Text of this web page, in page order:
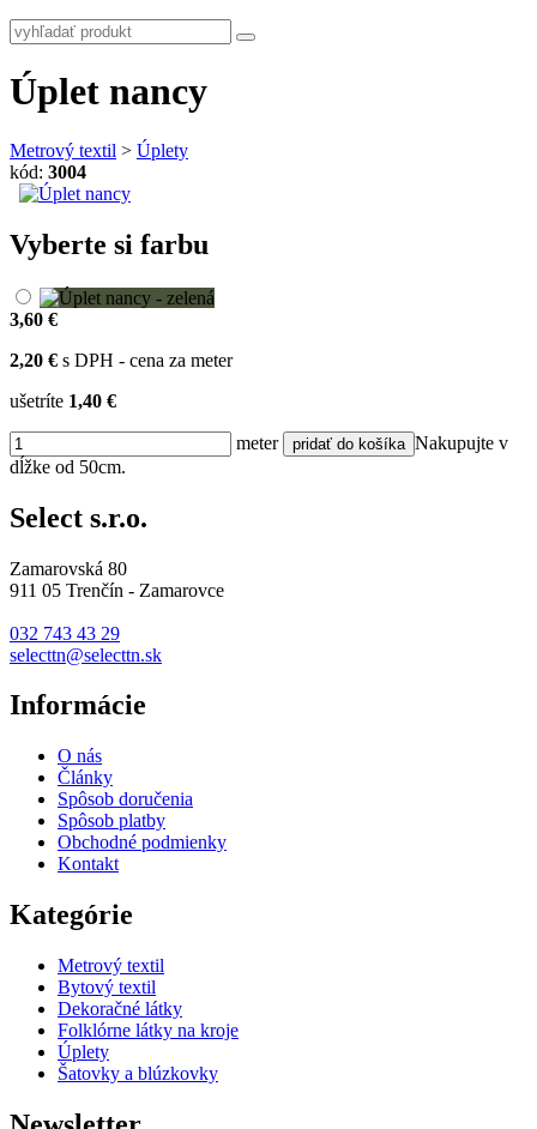
Úplet nancy
Metrový textil > Úplety
kód: 3004
Vyberte si farbu
3,60 €
2,20 € s DPH - cena za meter
ušetríte 1,40 €
meter
Nakupujte v
dĺžke od 50cm.
Select s.r.o.
Zamarovská 80
911 05 Trenčín - Zamarovce
032 743 43 29
selecttn@selecttn.sk
Informácie
O nás
Články
Spôsob doručenia
Spôsob platby
Obchodné podmienky
Kontakt
Kategórie
Metrový textil
Bytový textil
Dekoračné látky
Folklórne látky na kroje
Úplety
Šatovky a blúzkovky